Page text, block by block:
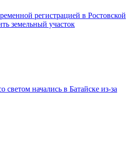
регистрацией в Ростовской
земельный участок
светом начались в Батайске из-за